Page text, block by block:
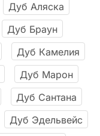
Дуб Аляска
Дуб Браун
Дуб Камелия
Дуб Марон
Дуб Сантана
Дуб Эдельвейс